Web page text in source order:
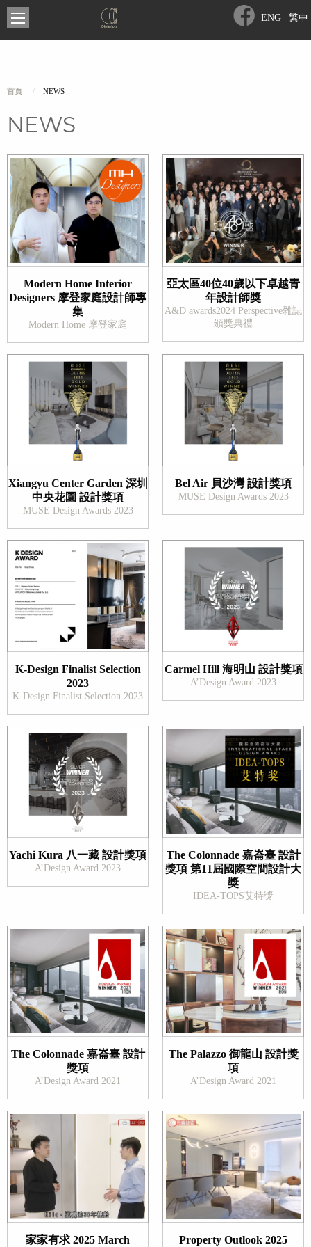
ENG | 繁中
首頁 NEWS
NEWS
Modern Home Interior
Designers 摩登家庭設計師專
集
Modern Home 摩登家庭
亞太區40位40歲以下卓越青
年設計師獎
A&D awards2024 Perspective雜誌
頒獎典禮
Xiangyu Center Garden 深圳
中央花園 設計獎項
MUSE Design Awards 2023
Bel Air 貝沙灣 設計獎項
MUSE Design Awards 2023
K-Design Finalist Selection
2023
K-Design Finalist Selection 2023
Carmel Hill 海明山 設計獎項
A’Design Award 2023
Yachi Kura 八一藏 設計獎項
A’Design Award 2023
The Colonnade 嘉崙臺 設計
獎項 第11屆國際空間設計大
獎
IDEA-TOPS艾特獎
The Colonnade 嘉崙臺 設計
獎項
A’Design Award 2021
The Palazzo 御龍山 設計獎
項
A’Design Award 2021
家家有求 2025 March Property Outlook 2025